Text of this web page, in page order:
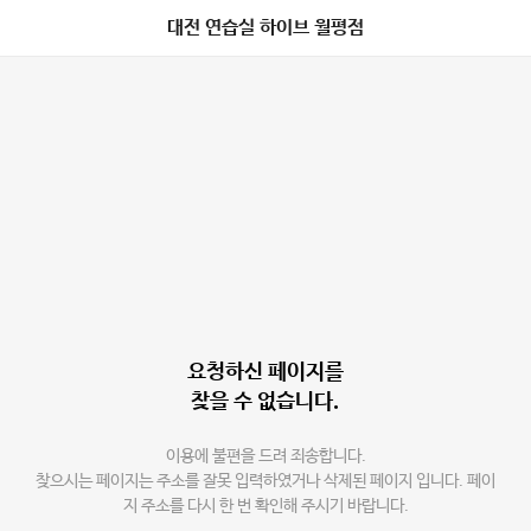
대전 연습실 하이브 월평점
요청하신 페이지를
찾을 수 없습니다.
이용에 불편을 드려 죄송합니다.
찾으시는 페이지는 주소를 잘못 입력하였거나 삭제된 페이지 입니다. 페이
지 주소를 다시 한 번 확인해 주시기 바랍니다.